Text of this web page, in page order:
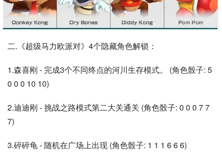
二.《超级马力欧派对》4个隐藏角色解锁：
1.森喜刚 - 完成3个不同终点的河川生存模式。 (角色骰子: 5
0 0 0 10 10)
2.迪迪刚 - 挑战之路模式第二大关通关 (角色骰子: 0 0 0 7 7
7)
3.碎碎龟 - 随机在广场上出现 (角色骰子: 1 1 1 6 6 6)